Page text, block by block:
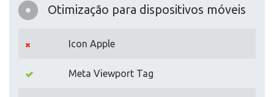
Otimização para dispositivos móveis
Icon Apple
Meta Viewport Tag